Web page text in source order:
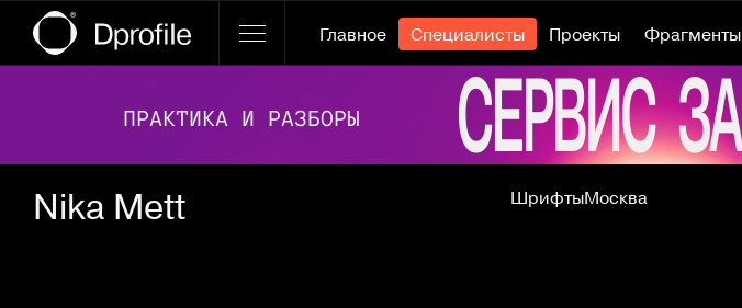
Главное Специалисты Проекты Фрагменты
Nika Mett ШрифтыМосква